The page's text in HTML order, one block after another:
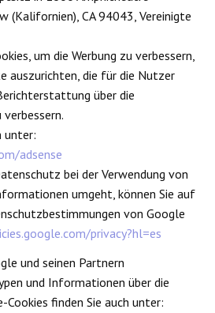
(Kalifornien), CA 94043, Vereinigte
um die Werbung zu verbessern,
auszurichten, die für die Nutzer
über die
unter:
adsense
bei der Verwendung von
umgeht, können Sie auf
von Google
privacy?hl=es
und seinen Partnern
und Informationen über die
Cookies finden Sie auch unter: